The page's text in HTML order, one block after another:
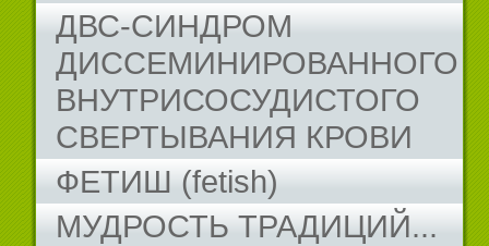
ДВС-СИНДРОМ
ДИССЕМИНИРОВАННОГО
ВНУТРИСОСУДИСТОГО
СВЕРТЫВАНИЯ КРОВИ
ФЕТИШ (fetish)
МУДРОСТЬ ТРАДИЦИЙ...